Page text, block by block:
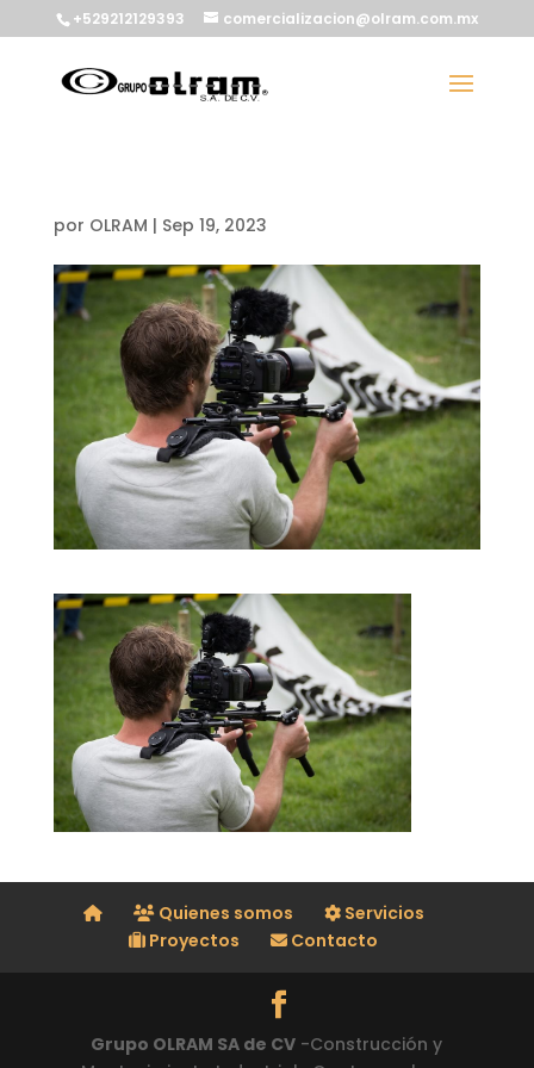
+529212129393 comercializacion@olram.com.mx
por OLRAM | Sep 19, 2023
Quienes somos
Servicios
Proyectos
Contacto
Grupo OLRAM SA de CV -Construcción y